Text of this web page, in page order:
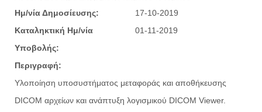
Ημ/νία Δημοσίευσης:
17-10-2019
Καταληκτική Ημ/νία
Υποβολής:
01-11-2019
Περιγραφή:
Υλοποίηση υποσυστήματος μεταφοράς και αποθήκευσης
DICOM αρχείων και ανάπτυξη λογισμικού DICOM Viewer.